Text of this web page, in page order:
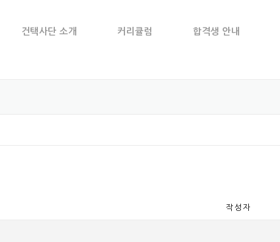
건택사단 소개 커리큘럼 합격생 안내
작성자